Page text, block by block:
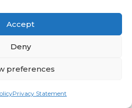
Accept
Deny
preferences
Privacy Statement
= Fullført 0562 Ine
0615 Sofie S.
0616 Johanne S.
0619 Dina Lorentzen
ungdom, dame og herre.